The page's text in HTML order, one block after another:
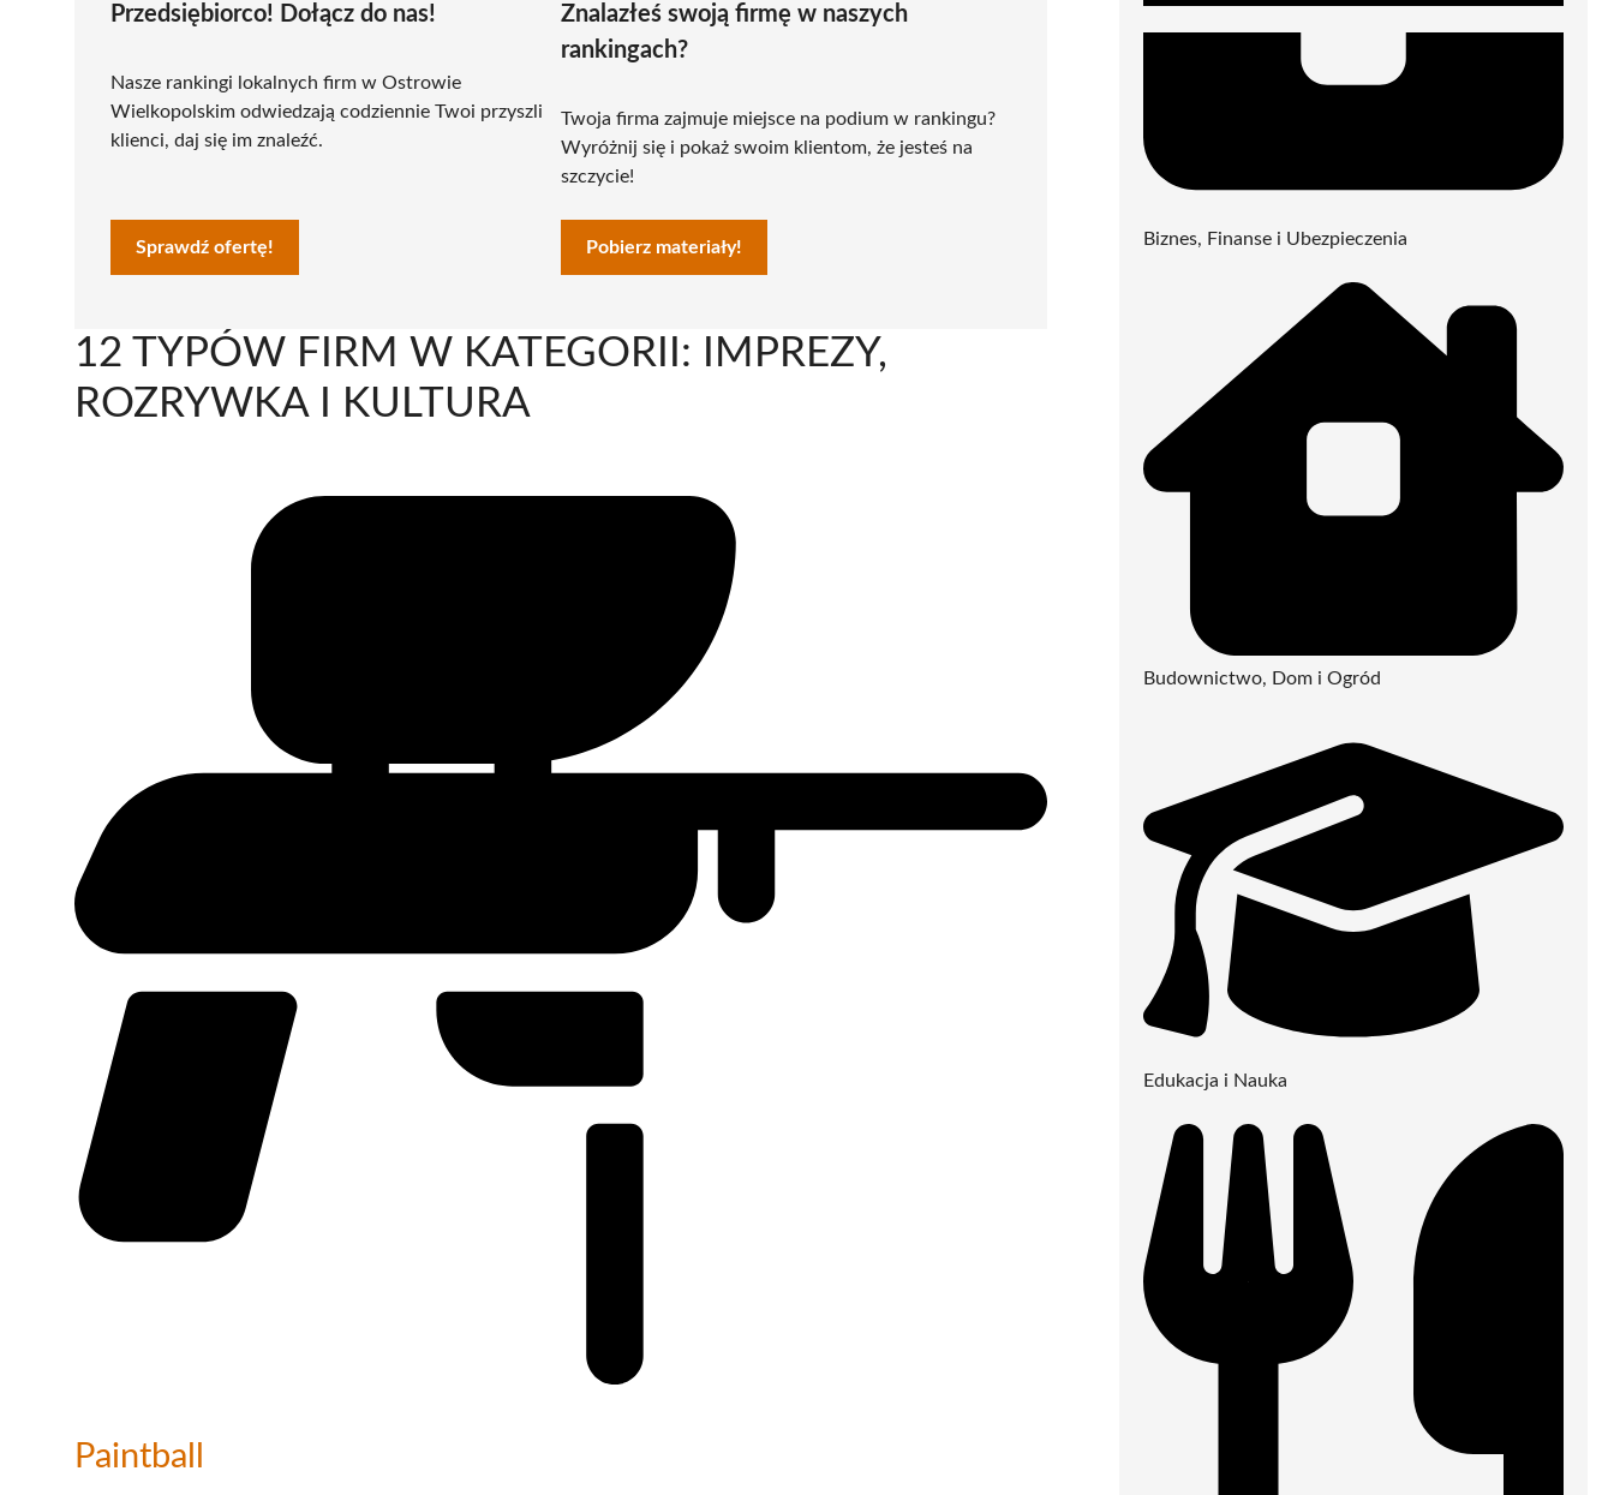
Przedsiębiorco! Dołącz do nas!
Nasze rankingi lokalnych firm w Ostrowie
Wielkopolskim odwiedzają codziennie Twoi przyszli
klienci, daj się im znaleźć.
Sprawdź ofertę!
Znalazłeś swoją firmę w naszych
rankingach?
Twoja firma zajmuje miejsce na podium w rankingu?
Wyróżnij się i pokaż swoim klientom, że jesteś na
szczycie!
Pobierz materiały!
12 TYPÓW FIRM W KATEGORII: IMPREZY,
ROZRYWKA I KULTURA
Paintball
Biznes, Finanse i Ubezpieczenia
Budownictwo, Dom i Ogród
Edukacja i Nauka